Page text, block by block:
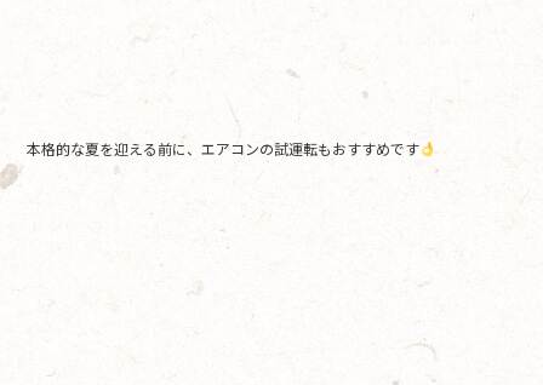
本格的な夏を迎える前に、エアコンの試運転もおすすめです